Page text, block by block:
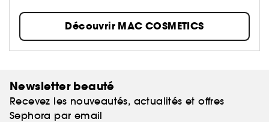
Découvrir MAC COSMETICS
Newsletter beauté
Recevez les nouveautés, actualités et offres
Sephora par email